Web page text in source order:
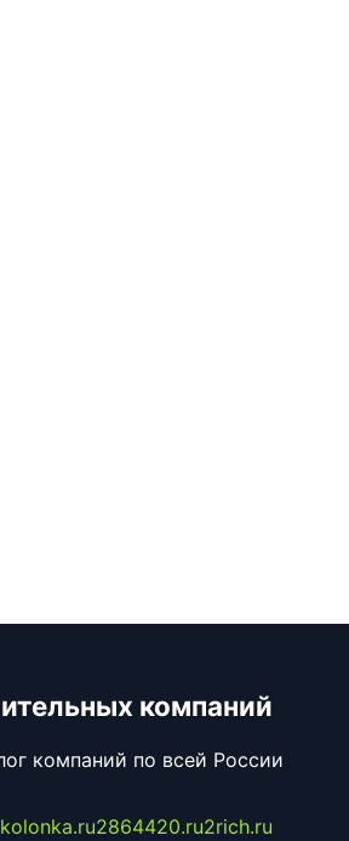
компаний
компаний по всей России
2864420.ru2rich.ru